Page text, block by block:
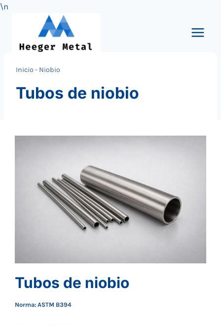
\n
Contenido
Inicio- Niobio
Tubos de niobio
Tubos de niobio
Norma: ASTM B394